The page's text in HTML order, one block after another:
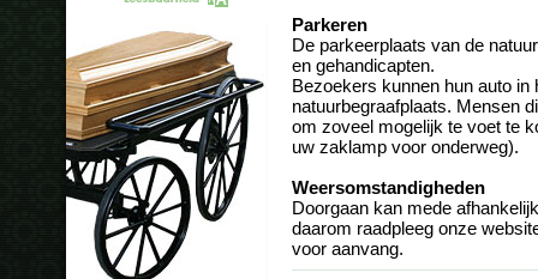
Parkeren
De parkeerplaats van de
en gehandicapten.
Bezoekers kunnen hun auto
natuurbegraafplaats. Mensen
om zoveel mogelijk te voet te
uw zaklamp voor onderweg).
Weersomstandigheden
Doorgaan kan mede
daarom raadpleeg onze
voor aanvang.